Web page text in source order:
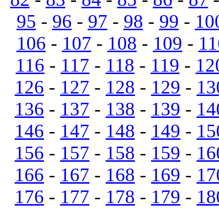
95 - 96 - 97 - 98 - 99 -
106 - 107 - 108 - 109 -
116 - 117 - 118 - 119 -
126 - 127 - 128 - 129 -
136 - 137 - 138 - 139 -
146 - 147 - 148 - 149 -
156 - 157 - 158 - 159 -
166 - 167 - 168 - 169 -
176 - 177 - 178 - 179 -